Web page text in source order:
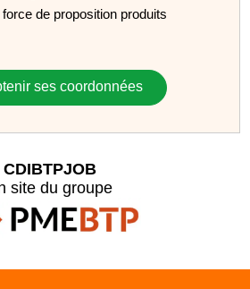
de proposition produits
ses coordonnées
CDIBTPJOB
site du groupe